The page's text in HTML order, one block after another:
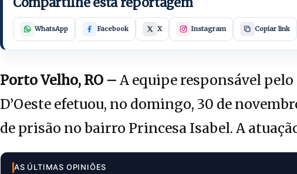
WhatsApp Facebook X Instagram Copiar link
Porto Velho, RO – A equipe responsável
D’Oeste efetuou, no domingo, 30 de
de prisão no bairro Princesa Isabel. A
AS ÚLTIMAS OPINIÕES